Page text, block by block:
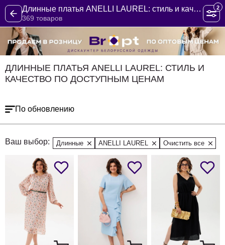
Длинные платья ANELLI LAUREL: стиль и качество по доступным ценам
369 товаров
2
ДЛИННЫЕ ПЛАТЬЯ ANELLI LAUREL: СТИЛЬ И
КАЧЕСТВО ПО ДОСТУПНЫМ ЦЕНАМ
По обновлению
Ваш выбор: Длинные ANELLI LAUREL Очистить все